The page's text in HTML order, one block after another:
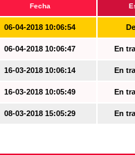
Fecha
06-04-2018 10:06:54
06-04-2018 10:06:47 En
16-03-2018 10:06:14 En
16-03-2018 10:05:49 En
08-03-2018 15:05:29 En